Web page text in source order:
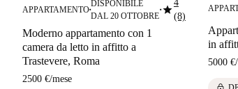
APPARTAMENTO■
DISPONIBILE
DAL 20 OTTOBRE
■star4
(8)
Moderno appartamento con 1
camera da letto in affitto a
Trastevere, Roma
2500 €/mese
in
5000 €/